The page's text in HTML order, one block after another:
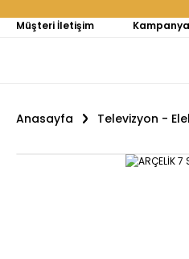
Müşteri İletişim Kampanya
Anasayfa Televizyon -